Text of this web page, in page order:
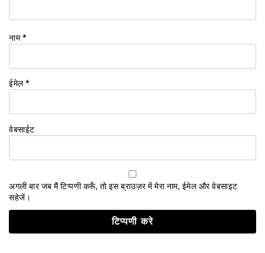
नाम*
ईमेल*
वेबसाईट
अगली बार जब मैं टिप्पणी करूँ, तो इस ब्राउज़र में मेरा नाम, ईमेल और वेबसाइट
सहेजें।